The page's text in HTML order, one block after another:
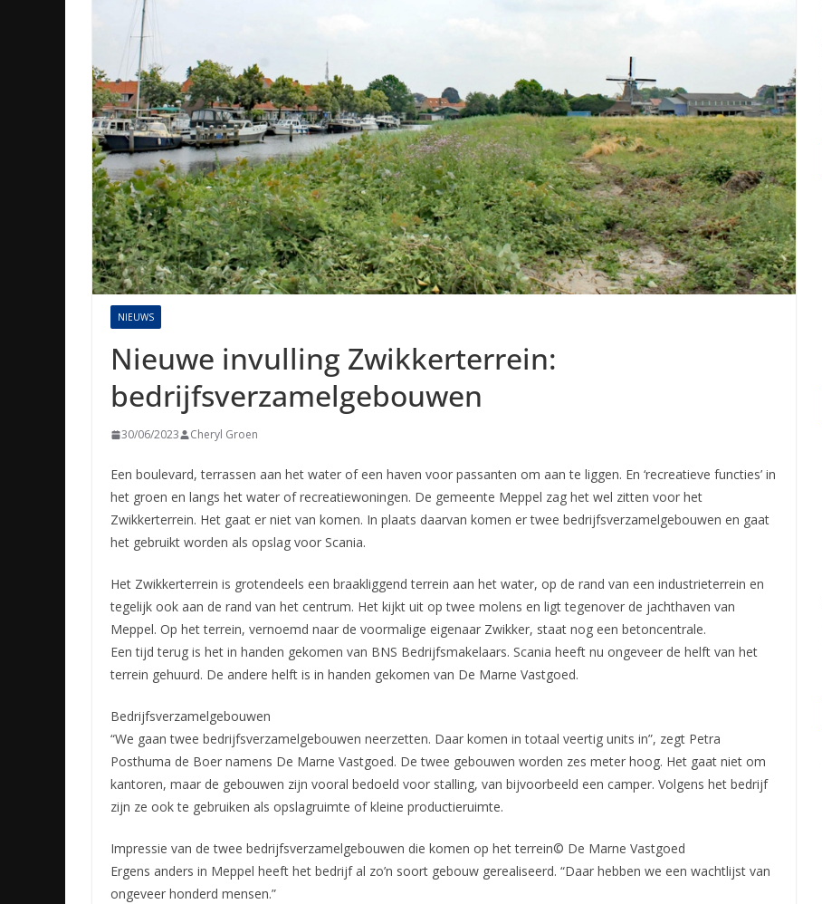
NIEUWS
Nieuwe invulling Zwikkerterrein:
bedrijfsverzamelgebouwen
30/06/2023 Cheryl Groen
Een boulevard, terrassen aan het water of een haven voor passanten om aan te liggen. En ‘recreatieve functies’ in
het groen en langs het water of recreatiewoningen. De gemeente Meppel zag het wel zitten voor het
Zwikkerterrein. Het gaat er niet van komen. In plaats daarvan komen er twee bedrijfsverzamelgebouwen en gaat
het gebruikt worden als opslag voor Scania.
Het Zwikkerterrein is grotendeels een braakliggend terrein aan het water, op de rand van een industrieterrein en
tegelijk ook aan de rand van het centrum. Het kijkt uit op twee molens en ligt tegenover de jachthaven van
Meppel. Op het terrein, vernoemd naar de voormalige eigenaar Zwikker, staat nog een betoncentrale.
Een tijd terug is het in handen gekomen van BNS Bedrijfsmakelaars. Scania heeft nu ongeveer de helft van het
terrein gehuurd. De andere helft is in handen gekomen van De Marne Vastgoed.
Bedrijfsverzamelgebouwen
“We gaan twee bedrijfsverzamelgebouwen neerzetten. Daar komen in totaal veertig units in”, zegt Petra
Posthuma de Boer namens De Marne Vastgoed. De twee gebouwen worden zes meter hoog. Het gaat niet om
kantoren, maar de gebouwen zijn vooral bedoeld voor stalling, van bijvoorbeeld een camper. Volgens het bedrijf
zijn ze ook te gebruiken als opslagruimte of kleine productieruimte.
Impressie van de twee bedrijfsverzamelgebouwen die komen op het terrein© De Marne Vastgoed
Ergens anders in Meppel heeft het bedrijf al zo’n soort gebouw gerealiseerd. “Daar hebben we een wachtlijst van
ongeveer honderd mensen.”